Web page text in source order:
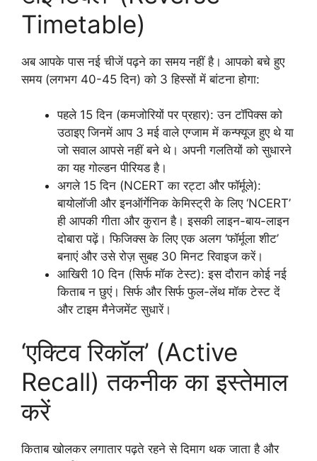
Timetable)
अब आपके पास नई चीजें पढ़ने का समय नहीं है। आपको बचे हुए
समय (लगभग 40-45 दिन) को 3 हिस्सों में बांटना होगा:
पहले 15 दिन (कमजोरियों पर प्रहार): उन टॉपिक्स को
उठाइए जिनमें आप 3 मई वाले एग्जाम में कन्फ्यूज हुए थे या
जो सवाल आपसे नहीं बने थे। अपनी गलतियों को सुधारने
का यह गोल्डन पीरियड है।
अगले 15 दिन (NCERT का रट्टा और फॉर्मूले):
बायोलॉजी और इनऑर्गेनिक केमिस्ट्री के लिए ‘NCERT’
ही आपकी गीता और कुरान है। इसकी लाइन-बाय-लाइन
दोबारा पढ़ें। फिजिक्स के लिए एक अलग ‘फॉर्मूला शीट’
बनाएं और उसे रोज़ सुबह 30 मिनट रिवाइज करें।
आखिरी 10 दिन (सिर्फ मॉक टेस्ट): इस दौरान कोई नई
किताब न छुएं। सिर्फ और सिर्फ फुल-लेंथ मॉक टेस्ट दें
और टाइम मैनेजमेंट सुधारें।
‘एक्टिव रिकॉल’ (Active
Recall) तकनीक का इस्तेमाल
करें
किताब खोलकर लगातार पढ़ते रहने से दिमाग थक जाता है और